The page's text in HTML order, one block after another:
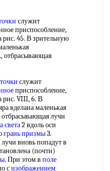
служит
приспособление,
рис. 45. В зрительную
отбрасывающая
служит
приспособление,
рис. VIII, 6. В
вделана маленькая
отбрасывающая лучи
света2 вдоль оси
грань призмы3.
вновь попадут в
(почти)
. При этом в поле
сизображением